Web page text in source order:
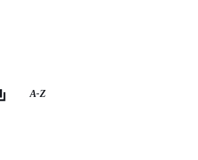
A-Z